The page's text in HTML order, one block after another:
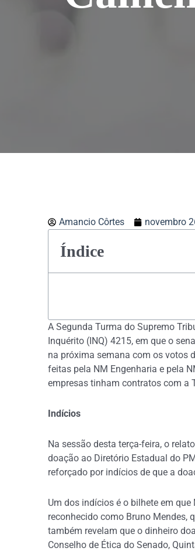
Amancio Côrtes novembro
Índice
A Segunda Turma do Supremo
Inquérito (INQ) 4215, em que o
na próxima semana com os votos
feitas pela NM Engenharia e pela
empresas tinham contratos com a
Indícios
Na sessão desta terça-feira, o
doação ao Diretório Estadual do
reforçado por indícios de que a
Um dos indícios é o bilhete em
reconhecido como Bruno Mendes,
também revelam que o dinheiro
Conselho de Ética do Senado,